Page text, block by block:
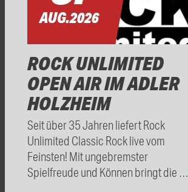
AUG.2026
ROCK UNLIMITED
OPEN AIR IM ADLER
HOLZHEIM
Seit über 35 Jahren liefert Rock
Unlimited Classic Rock live vom
Feinsten! Mit ungebremster
Spielfreude und Können bringt die …